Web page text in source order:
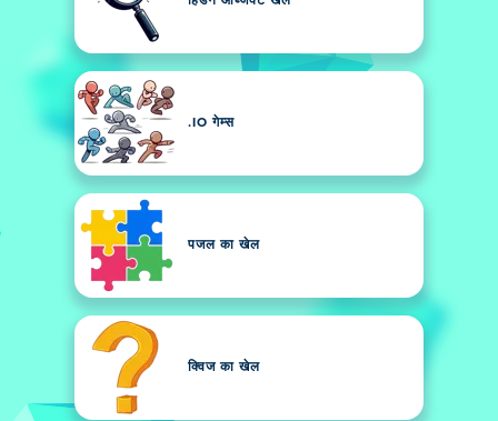
.IO गेम्स
पजल का खेल
क्विज का खेल